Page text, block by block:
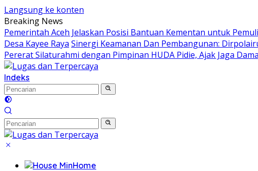
Langsung ke konten
Breaking News
Pemerintah Aceh Jelaskan Posisi Bantuan Kementan untuk
Desa Kayee Raya Sinergi Keamanan Dan Pembangunan:
Pererat Silaturahmi dengan Pimpinan HUDA Pidie, Ajak Jaga
Indeks
Home